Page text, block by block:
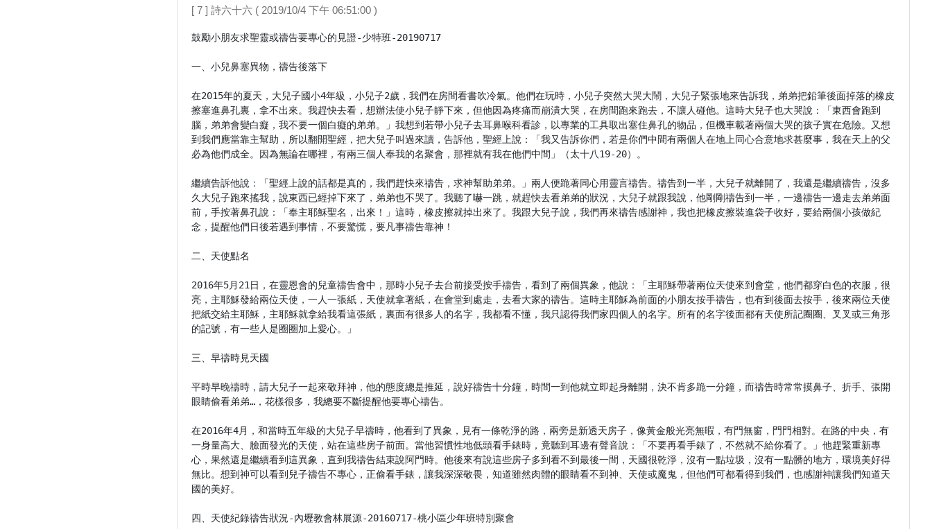
[ 7 ] 詩六十六 ( 2019/10/4 下午 06:51:00 )
鼓勵小朋友求聖靈或禱告要專心的見證-少特班-20190717
一、小兒鼻塞異物，禱告後落下
在2015年的夏天，大兒子國小4年級，小兒子2歲，我們在房間看書吹冷氣。他們在玩時，小兒子突然大哭大鬧，大兒子緊張地來告訴我，弟弟把鉛筆後面掉落的橡皮
擦塞進鼻孔裏，拿不出來。我趕快去看，想辦法使小兒子靜下來，但他因為疼痛而崩潰大哭，在房間跑來跑去，不讓人碰他。這時大兒子也大哭說：「東西會跑到
腦，弟弟會變白癡，我不要一個白癡的弟弟。」我想到若帶小兒子去耳鼻喉科看診，以專業的工具取出塞住鼻孔的物品，但機車載著兩個大哭的孩子實在危險。又想
到我們應當靠主幫助，所以翻開聖經，把大兒子叫過來讀，告訴他，聖經上說：「我又告訴你們，若是你們中間有兩個人在地上同心合意地求甚麼事，我在天上的父
必為他們成全。因為無論在哪裡，有兩三個人奉我的名聚會，那裡就有我在他們中間」（太十八19-20）。
繼續告訴他說：「聖經上說的話都是真的，我們趕快來禱告，求神幫助弟弟。」兩人便跪著同心用靈言禱告。禱告到一半，大兒子就離開了，我還是繼續禱告，沒多
久大兒子跑來搖我，說東西已經掉下來了，弟弟也不哭了。我聽了嚇一跳，就趕快去看弟弟的狀況，大兒子就跟我說，他剛剛禱告到一半，一邊禱告一邊走去弟弟面
前，手按著鼻孔說：「奉主耶穌聖名，出來！」這時，橡皮擦就掉出來了。我跟大兒子說，我們再來禱告感謝神，我也把橡皮擦裝進袋子收好，要給兩個小孩做紀
念，提醒他們日後若遇到事情，不要驚慌，要凡事禱告靠神！
二、天使點名
2016年5月21日，在靈恩會的兒童禱告會中，那時小兒子去台前接受按手禱告，看到了兩個異象，他說：「主耶穌帶著兩位天使來到會堂，他們都穿白色的衣服，很
亮，主耶穌發給兩位天使，一人一張紙，天使就拿著紙，在會堂到處走，去看大家的禱告。這時主耶穌為前面的小朋友按手禱告，也有到後面去按手，後來兩位天使
把紙交給主耶穌，主耶穌就拿給我看這張紙，裏面有很多人的名字，我都看不懂，我只認得我們家四個人的名字。所有的名字後面都有天使所記圈圈、叉叉或三角形
的記號，有一些人是圈圈加上愛心。」
三、早禱時見天國
平時早晚禱時，請大兒子一起來敬拜神，他的態度總是推延，說好禱告十分鐘，時間一到他就立即起身離開，決不肯多跪一分鐘，而禱告時常常摸鼻子、折手、張開
眼睛偷看弟弟…，花樣很多，我總要不斷提醒他要專心禱告。
在2016年4月，和當時五年級的大兒子早禱時，他看到了異象，見有一條乾淨的路，兩旁是新透天房子，像黃金般光亮無暇，有門無窗，門門相對。在路的中央，有
一身量高大、臉面發光的天使，站在這些房子前面。當他習慣性地低頭看手錶時，竟聽到耳邊有聲音說：「不要再看手錶了，不然就不給你看了。」他趕緊重新專
心，果然還是繼續看到這異象，直到我禱告結束說阿門時。他後來有說這些房子多到看不到最後一間，天國很乾淨，沒有一點垃圾，沒有一點髒的地方，環境美好得
無比。想到神可以看到兒子禱告不專心，正偷看手錶，讓我深深敬畏，知道雖然肉體的眼睛看不到神、天使或魔鬼，但他們可都看得到我們，也感謝神讓我們知道天
國的美好。
四、天使紀錄禱告狀況-內壢教會林展源-20160717-桃小區少年班特別聚會